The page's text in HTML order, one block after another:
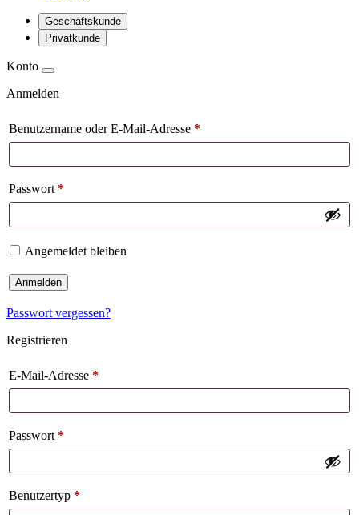
Geschäftskunde
Privatkunde
Konto
Anmelden
Benutzername oder E-Mail-Adresse *
Passwort *
Angemeldet bleiben
Anmelden
Passwort vergessen?
Registrieren
E-Mail-Adresse *
Passwort *
Benutzertyp *